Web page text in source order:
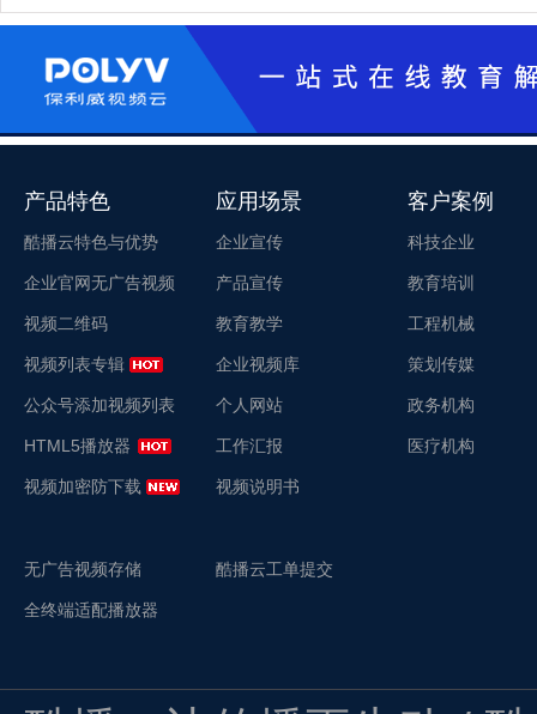
产品特色
酷播云特色与优势
企业官网无广告视频
视频二维码
视频列表专辑
公众号添加视频列表
HTML5播放器
视频加密防下载
无广告视频存储
全终端适配播放器
应用场景
企业宣传
产品宣传
教育教学
企业视频库
个人网站
工作汇报
视频说明书
酷播云工单提交
客户案例
科技企业
教育培训
工程机械
策划传媒
政务机构
医疗机构